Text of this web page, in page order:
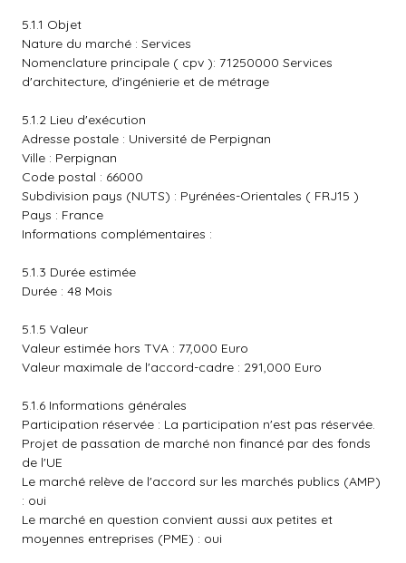
5.1.1 Objet
Nature du marché : Services
Nomenclature principale ( cpv ): 71250000 Services
d'architecture, d'ingénierie et de métrage
5.1.2 Lieu d'exécution
Adresse postale : Université de Perpignan
Ville : Perpignan
Code postal : 66000
Subdivision pays (NUTS) : Pyrénées-Orientales ( FRJ15 )
Pays : France
Informations complémentaires :
5.1.3 Durée estimée
Durée : 48 Mois
5.1.5 Valeur
Valeur estimée hors TVA : 77,000 Euro
Valeur maximale de l'accord-cadre : 291,000 Euro
5.1.6 Informations générales
Participation réservée : La participation n'est pas réservée.
Projet de passation de marché non financé par des fonds
de l'UE
Le marché relève de l'accord sur les marchés publics (AMP)
: oui
Le marché en question convient aussi aux petites et
moyennes entreprises (PME) : oui